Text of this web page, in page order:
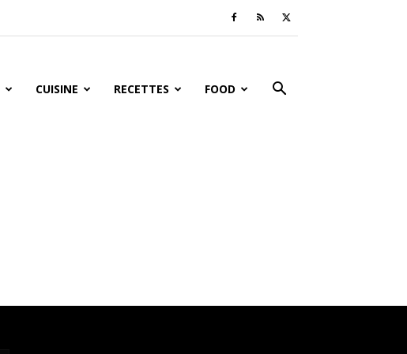
CUISINE RECETTES FOOD